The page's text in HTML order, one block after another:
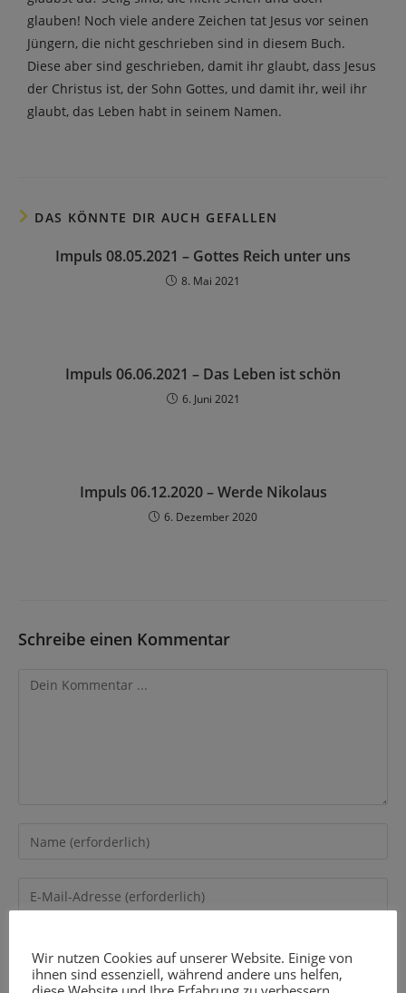
glauben! Noch viele andere Zeichen tat Jesus vor seinen
Jüngern, die nicht geschrieben sind in diesem Buch.
Diese aber sind geschrieben, damit ihr glaubt, dass Jesus
der Christus ist, der Sohn Gottes, und damit ihr, weil ihr
glaubt, das Leben habt in seinem Namen.
DAS KÖNNTE DIR AUCH GEFALLEN
Impuls 08.05.2021 – Gottes Reich unter uns
8. Mai 2021
Impuls 06.06.2021 – Das Leben ist schön
6. Juni 2021
Impuls 06.12.2020 – Werde Nikolaus
6. Dezember 2020
Schreibe einen Kommentar
Wir nutzen Cookies auf unserer Website. Einige von
ihnen sind essenziell, während andere uns helfen,